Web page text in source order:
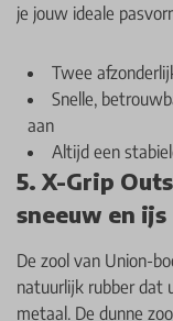
je jouw ideale
Twee
Snelle,
aan
Altijd een
5. X-Grip
sneeuw en ijs
De zool van Union-
natuurlijk rubber dat
metaal. De dunne